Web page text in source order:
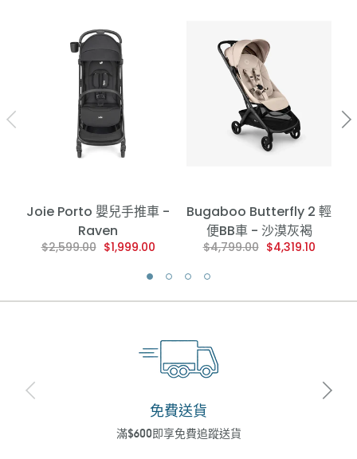
Joie Porto 嬰兒手推車 -
Raven
$2,599.00 $1,999.00
Bugaboo Butterfly 2 輕
便BB車 - 沙漠灰褐
$4,799.00 $4,319.10
免費送貨
滿$600即享免費追蹤送貨